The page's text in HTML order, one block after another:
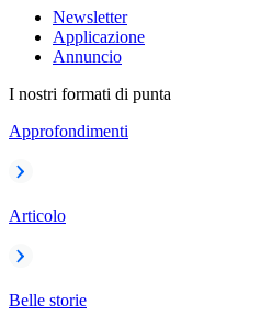
Newsletter
Applicazione
Annuncio
I nostri formati di punta
Approfondimenti
Articolo
Belle storie